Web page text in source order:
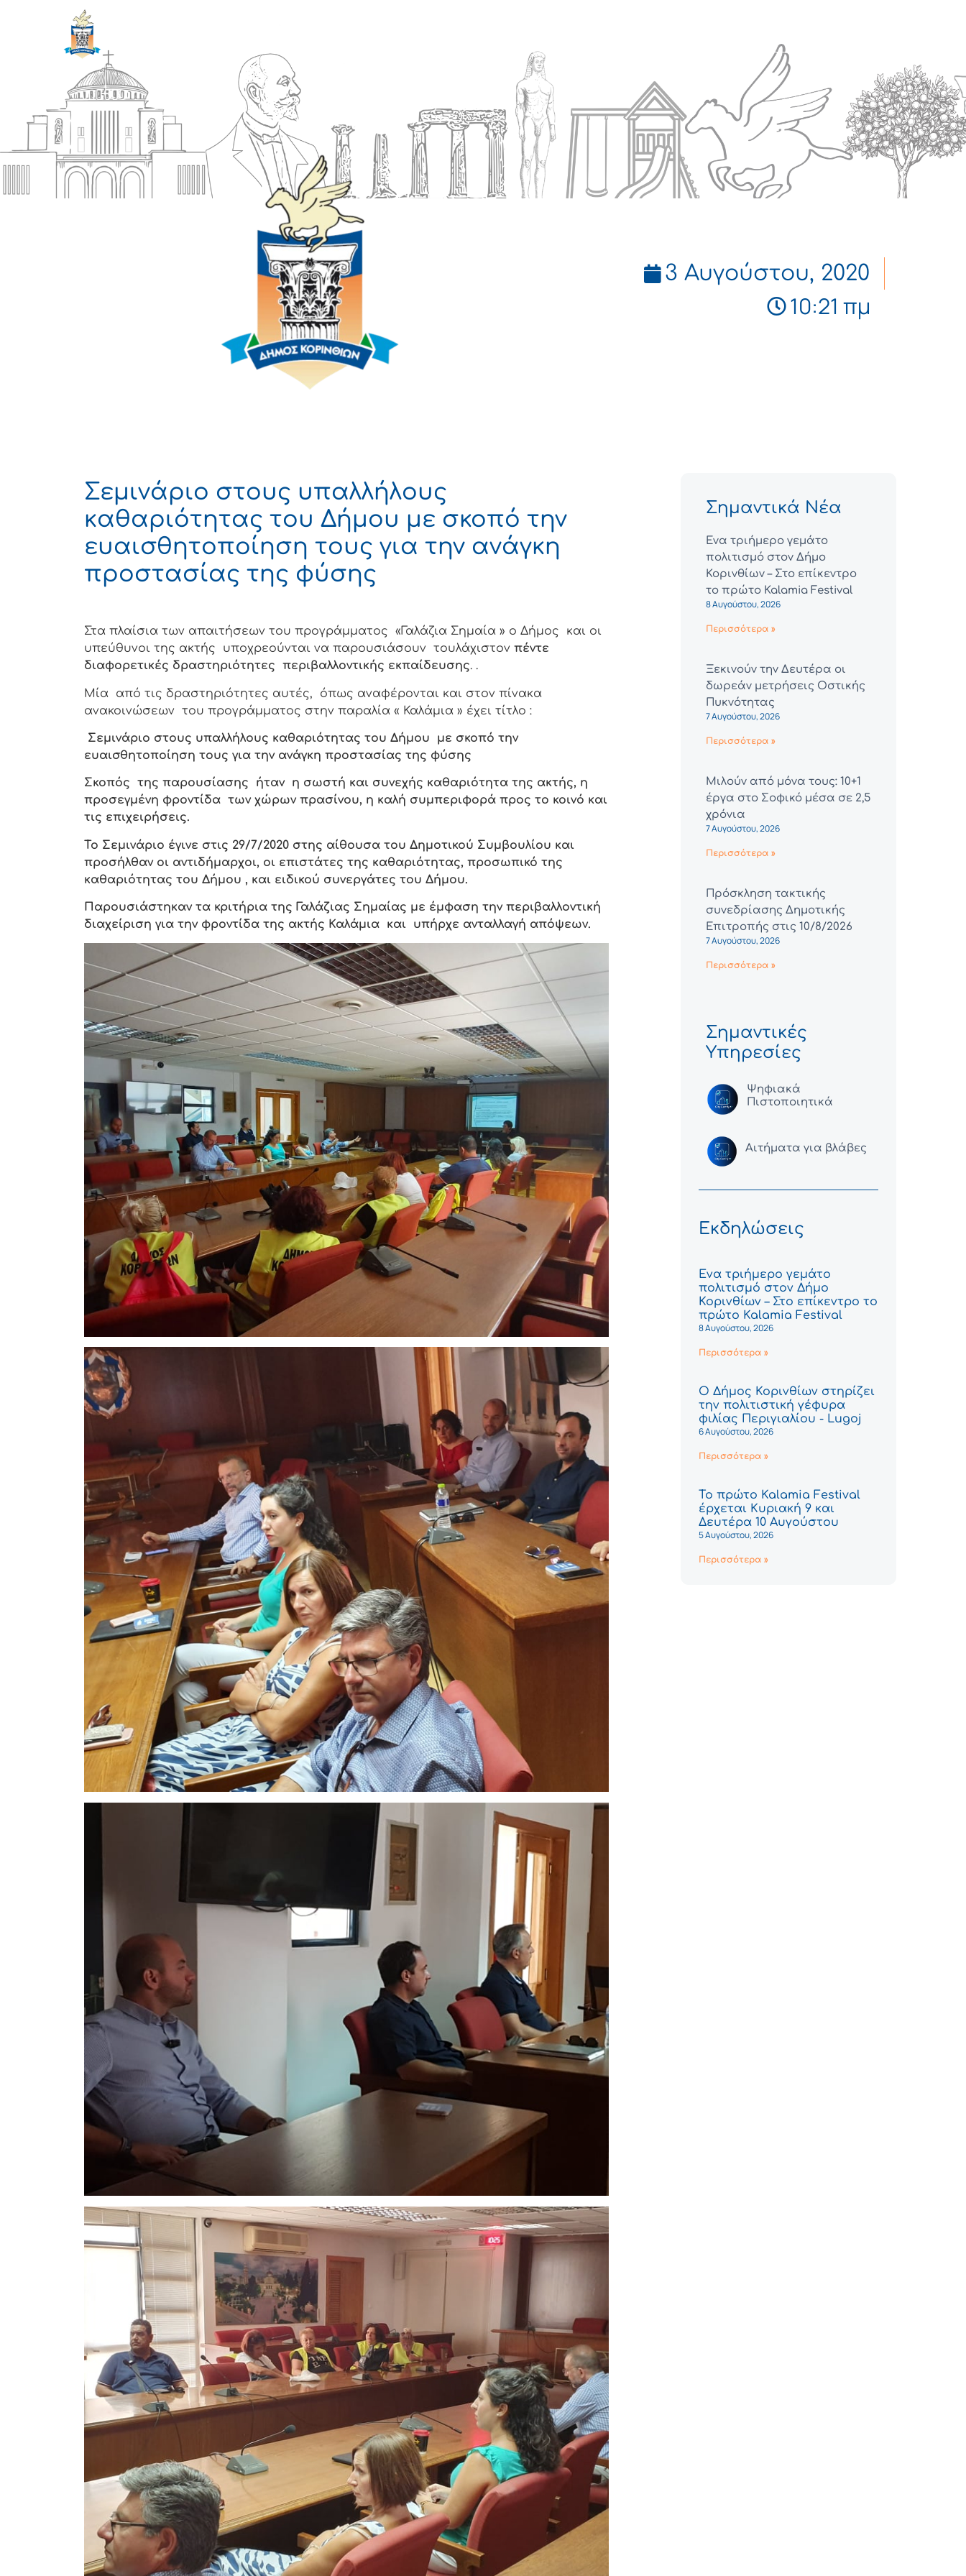
3 Αυγούστου, 2020
10:21 πμ
Σεμινάριο στους υπαλλήλους
καθαριότητας του Δήμου με σκοπό την
ευαισθητοποίηση τους για την ανάγκη
προστασίας της φύσης
Στα πλαίσια των απαιτήσεων του προγράμματος «Γαλάζια Σημαία » ο Δήμος και οι
υπεύθυνοι της ακτής υποχρεούνται να παρουσιάσουν τουλάχιστον πέντε
διαφορετικές δραστηριότητες περιβαλλοντικής εκπαίδευσης. .
Μία από τις δραστηριότητες αυτές, όπως αναφέρονται και στον πίνακα
ανακοινώσεων του προγράμματος στην παραλία « Καλάμια » έχει τίτλο :
Σεμινάριο στους υπαλλήλους καθαριότητας του Δήμου με σκοπό την
ευαισθητοποίηση τους για την ανάγκη προστασίας της φύσης
Σκοπός
της παρουσίασης ήταν η σωστή και συνεχής καθαριότητα της ακτής, η
προσεγμένη φροντίδα των χώρων πρασίνου, η καλή συμπεριφορά προς το κοινό και
τις επιχειρήσεις.
Το Σεμινάριο έγινε στις 29/7/2020 στης αίθουσα του Δημοτικού Συμβουλίου και
προσήλθαν οι αντιδήμαρχοι, οι επιστάτες της καθαριότητας, προσωπικό της
καθαριότητας του Δήμου , και ειδικού συνεργάτες του Δήμου.
Παρουσιάστηκαν τα κριτήρια της Γαλάζιας Σημαίας με έμφαση την περιβαλλοντική
διαχείριση για την φροντίδα της ακτής Καλάμια και υπήρχε ανταλλαγή απόψεων.
Σημαντικά Νέα
Ένα τριήμερο γεμάτο
πολιτισμό στον Δήμο
Κορινθίων – Στο επίκεντρο
το πρώτο Kalamia Festival
8 Αυγούστου, 2026
Περισσότερα »
Ξεκινούν την Δευτέρα οι
δωρεάν μετρήσεις Οστικής
Πυκνότητας
7 Αυγούστου, 2026
Περισσότερα »
Μιλούν από μόνα τους: 10+1
έργα στο Σοφικό μέσα σε 2,5
χρόνια
7 Αυγούστου, 2026
Περισσότερα »
Πρόσκληση τακτικής
συνεδρίασης Δημοτικής
Επιτροπής στις 10/8/2026
7 Αυγούστου, 2026
Περισσότερα »
Σημαντικές
Υπηρεσίες
Ψηφιακά
Πιστοποιητικά
Αιτήματα για βλάβες
Εκδηλώσεις
Ένα τριήμερο γεμάτο
πολιτισμό στον Δήμο
Κορινθίων – Στο επίκεντρο το
πρώτο Kalamia Festival
8 Αυγούστου, 2026
Περισσότερα »
Ο Δήμος Κορινθίων στηρίζει
την πολιτιστική γέφυρα
φιλίας Περιγιαλίου - Lugoj
6 Αυγούστου, 2026
Περισσότερα »
Το πρώτο Kalamia Festival
έρχεται Κυριακή 9 και
Δευτέρα 10 Αυγούστου
5 Αυγούστου, 2026
Περισσότερα »